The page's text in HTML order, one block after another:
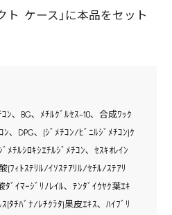
ケース」に本品をセット
ﾝ､ BG､ ﾒﾁﾙｸﾞﾙｾｽ-10､ 合成ﾜｯｸ
､ DPG､ (ｼﾞﾒﾁｺﾝ/ﾋﾞﾆﾙｼﾞﾒﾁｺﾝ)ｸ
ﾞﾒﾁﾙｼﾛｷｼｴﾁﾙｼﾞﾒﾁｺﾝ､ ｾｽｷｵﾚｲﾝ
(ﾌｨﾄｽﾃﾘﾙ/ｲｿｽﾃｱﾘﾙ/ｾﾁﾙ/ｽﾃｱﾘ
ﾀﾞｲﾏｰｼﾞﾘﾉﾚｲﾙ､ ﾃﾝﾀﾞｲｳﾔｸ葉ｴｷ
(ﾀﾁﾊﾞﾅ/ﾚﾁｸﾗﾀ)果皮ｴｷｽ､ ﾊｲﾌﾞﾘ